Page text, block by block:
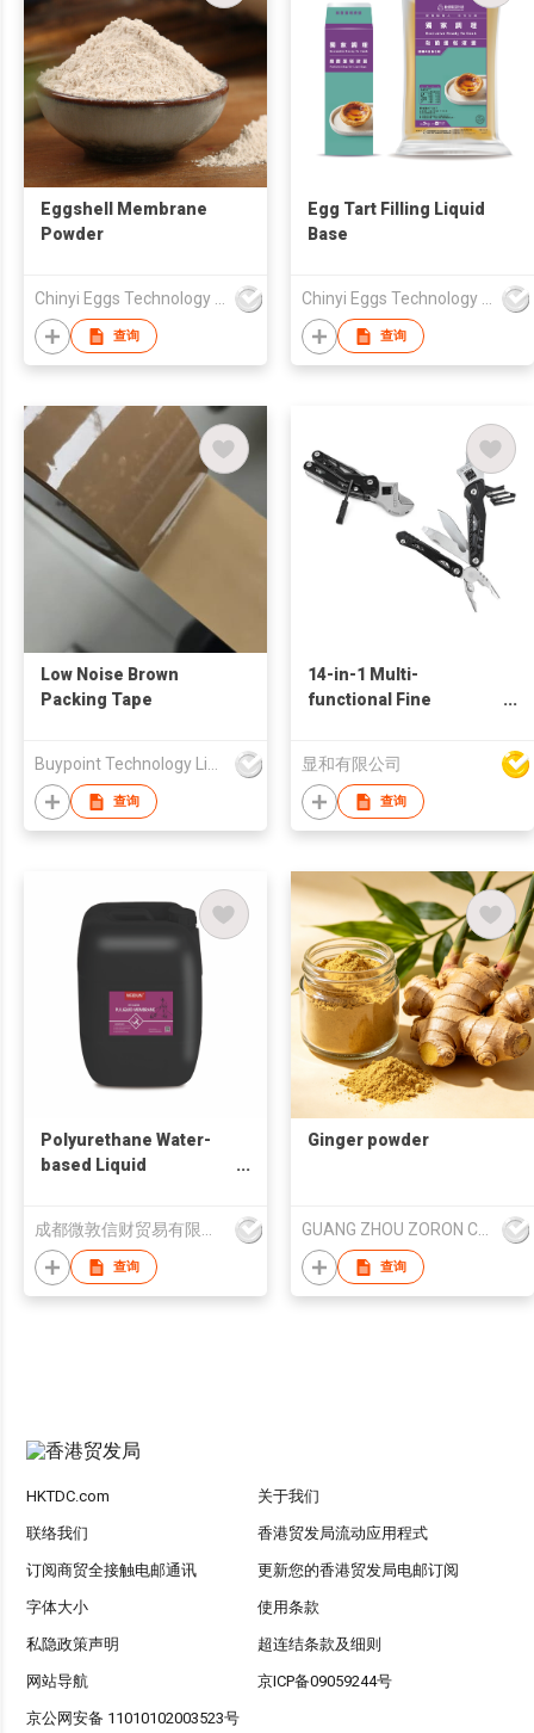
Eggshell Membrane
Powder
Chinyi Eggs Technology Co., Ltd.
查询
Egg Tart Filling Liquid
Base
Chinyi Eggs Technology Co., Ltd.
查询
Low Noise Brown
Packing Tape
Buypoint Technology Limited
查询
14-in-1 Multi-
functional Fine
显和有限公司
查询
Polyurethane Water-
based Liquid
成都微敦信财贸易有限公司
查询
Ginger powder
GUANG ZHOU ZORON CHEMICALS TECHNOLOGY CO.,LTD
查询
HKTDC.com 关于我们
联络我们 香港贸发局流动应用程式
订阅商贸全接触电邮通讯 更新您的香港贸发局电邮订阅
字体大小 使用条款
私隐政策声明 超连结条款及细则
网站导航 京ICP备09059244号
京公网安备 11010102003523号